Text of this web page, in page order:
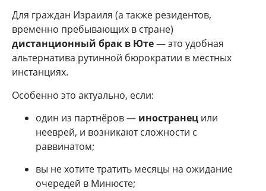
Для граждан Израиля (а также резидентов,
временно пребывающих в стране)
дистанционный брак в Юте— это удобная
альтернатива рутинной бюрократии в местных
инстанциях.
Особенно это актуально, если:
один из партнёров — иностранец или
нееврей, и возникают сложности с
раввинатом;
вы не хотите тратить месяцы на ожидание
очередей в Минюсте;